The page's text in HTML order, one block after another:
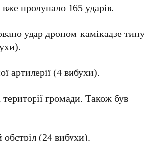
пролунало 165 ударів.
удар дроном-камікадзе типу
артилерії (4 вибухи).
громади. Також був
обстріл (24 вибухи).